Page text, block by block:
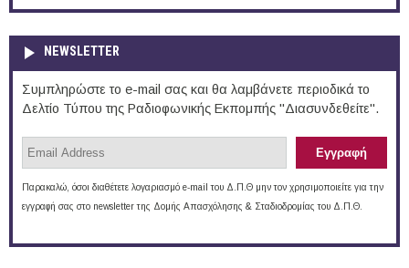
NEWSLETTER
Συμπληρώστε το e-mail σας και θα λαμβάνετε περιοδικά το
Δελτίο Τύπου της Ραδιοφωνικής Εκπομπής "Διασυνδεθείτε".
Παρακαλώ, όσοι διαθέτετε λογαριασμό e-mail του Δ.Π.Θ μην τον χρησιμοποιείτε για την
εγγραφή σας στο newsletter της Δομής Απασχόλησης & Σταδιοδρομίας του Δ.Π.Θ.